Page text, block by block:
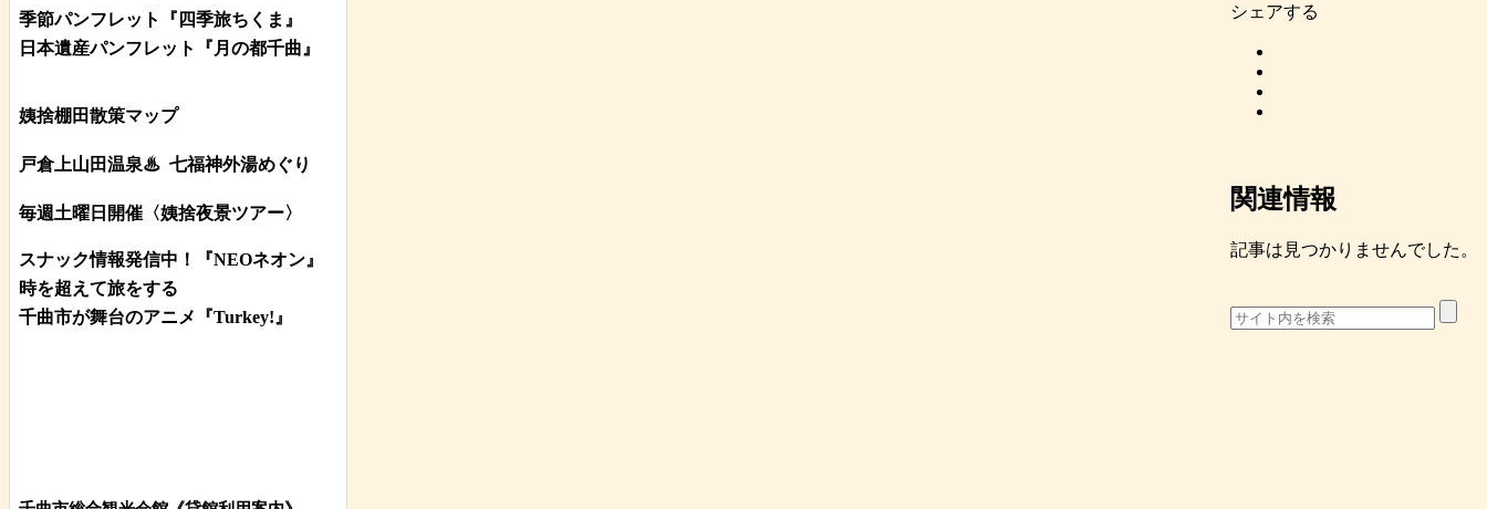
シェアする
関連情報
記事は見つかりませんでした。
季節パンフレット『四季旅ちくま』
日本遺産パンフレット
『月の都千曲』
姨捨棚田散策マップ
戸倉上山田温泉♨ 七福神外湯めぐり
毎週土曜日開催〈姨捨夜景ツアー〉
スナック情報発信中！『NEOネオン』
時を超えて旅をする
千曲市が舞台のアニメ『Turkey!』